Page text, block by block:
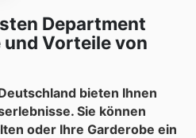
Department
Vorteile von
bieten Ihnen
Sie können
oder Ihre Garderobe ein